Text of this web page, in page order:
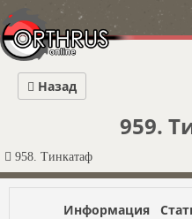
959.
958. Тинкатаф
Назад
Информация